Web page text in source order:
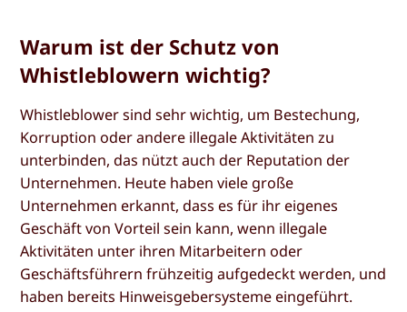
Warum ist der Schutz von
Whistleblowern wichtig?
Whistleblower sind sehr wichtig, um Bestechung,
Korruption oder andere illegale Aktivitäten zu
unterbinden, das nützt auch der Reputation der
Unternehmen. Heute haben viele große
Unternehmen erkannt, dass es für ihr eigenes
Geschäft von Vorteil sein kann, wenn illegale
Aktivitäten unter ihren Mitarbeitern oder
Geschäftsführern frühzeitig aufgedeckt werden, und
haben bereits Hinweisgebersysteme eingeführt.